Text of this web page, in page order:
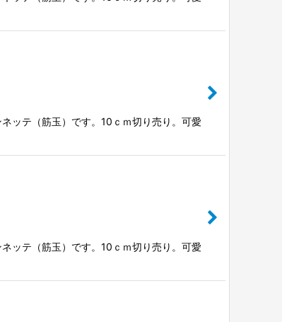
ッテ（筋玉）です。10ｃｍ切り売り。可愛
ッテ（筋玉）です。10ｃｍ切り売り。可愛